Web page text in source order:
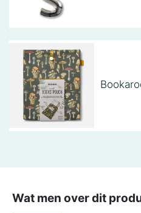
Wat men over dit